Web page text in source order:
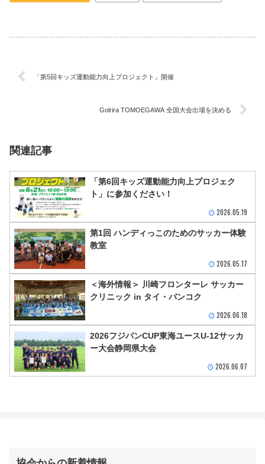
「第5回キッズ運動能力向上プロジェクト」開催
Golrira TOMOEGAWA 全国大会出場を決める
関連記事
「第6回キッズ運動能力向上プロジェク
ト」に参加ください！
2026.05.19
第1回 ハンディっこのためのサッカー体験
教室
2026.05.17
＜海外情報＞ 川崎フロンターレ サッカー
クリニック in タイ・バンコク
2026.06.18
2026フジパンCUP東海ユースU-12サッカ
ー大会静岡県大会
2026.06.07